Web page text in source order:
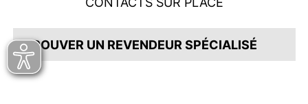
TROUVER UN REVENDEUR SPÉCIALISÉ